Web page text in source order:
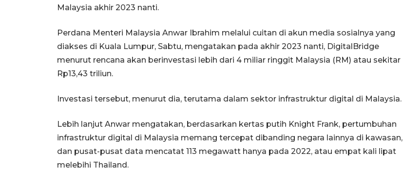
Malaysia akhir 2023 nanti.
Perdana Menteri Malaysia Anwar Ibrahim melalui cuitan di akun media sosialnya yang
diakses di Kuala Lumpur, Sabtu, mengatakan pada akhir 2023 nanti, DigitalBridge
menurut rencana akan berinvestasi lebih dari 4 miliar ringgit Malaysia (RM) atau sekitar
Rp13,43 triliun.
Investasi tersebut, menurut dia, terutama dalam sektor infrastruktur digital di Malaysia.
Lebih lanjut Anwar mengatakan, berdasarkan kertas putih Knight Frank, pertumbuhan
infrastruktur digital di Malaysia memang tercepat dibanding negara lainnya di kawasan,
dan pusat-pusat data mencatat 113 megawatt hanya pada 2022, atau empat kali lipat
melebihi Thailand.